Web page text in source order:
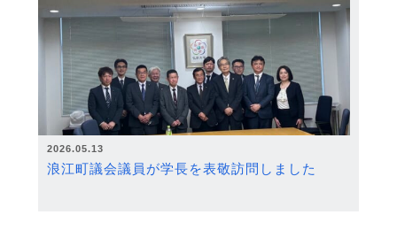
2026.05.13
浪江町議会議員が学長を表敬訪問しました